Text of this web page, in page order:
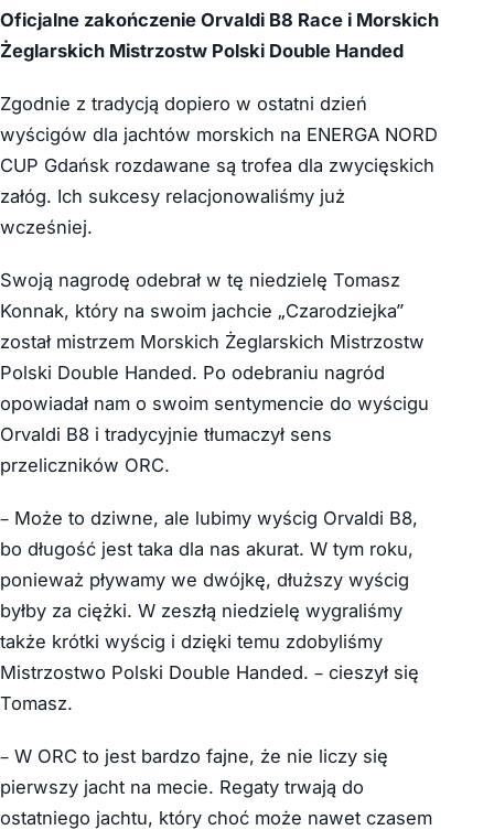
Oficjalne zakończenie Orvaldi B8 Race i Morskich
Żeglarskich Mistrzostw Polski Double Handed
Zgodnie z tradycją dopiero w ostatni dzień
wyścigów dla jachtów morskich na ENERGA NORD
CUP Gdańsk rozdawane są trofea dla zwycięskich
załóg. Ich sukcesy relacjonowaliśmy już
wcześniej.
Swoją nagrodę odebrał w tę niedzielę Tomasz
Konnak, który na swoim jachcie „Czarodziejka”
został mistrzem Morskich Żeglarskich Mistrzostw
Polski Double Handed. Po odebraniu nagród
opowiadał nam o swoim sentymencie do wyścigu
Orvaldi B8 i tradycyjnie tłumaczył sens
przeliczników ORC.
– Może to dziwne, ale lubimy wyścig Orvaldi B8,
bo długość jest taka dla nas akurat. W tym roku,
ponieważ pływamy we dwójkę, dłuższy wyścig
byłby za ciężki. W zeszłą niedzielę wygraliśmy
także krótki wyścig i dzięki temu zdobyliśmy
Mistrzostwo Polski Double Handed. – cieszył się
Tomasz.
– W ORC to jest bardzo fajne, że nie liczy się
pierwszy jacht na mecie. Regaty trwają do
ostatniego jachtu, który choć może nawet czasem